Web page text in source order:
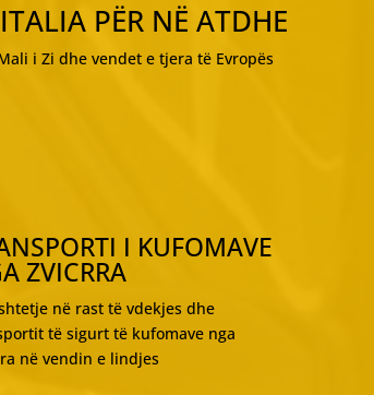
PËR NË ATDHE
i Zi dhe vendet e tjera të Evropës
I KUFOMAVE
ZVICRRA
në rast të vdekjes dhe
të sigurt të kufomave nga
në vendin e lindjes